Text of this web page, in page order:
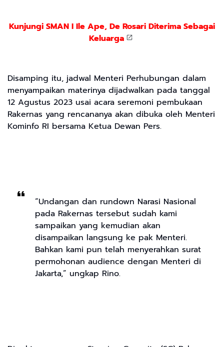
Kunjungi SMAN I Ile Ape, De Rosari Diterima Sebagai
Keluarga
Disamping itu, jadwal Menteri Perhubungan dalam
menyampaikan materinya dijadwalkan pada tanggal
12 Agustus 2023 usai acara seremoni pembukaan
Rakernas yang rencananya akan dibuka oleh Menteri
Kominfo RI bersama Ketua Dewan Pers.
“Undangan dan rundown Narasi Nasional
pada Rakernas tersebut sudah kami
sampaikan yang kemudian akan
disampaikan langsung ke pak Menteri.
Bahkan kami pun telah menyerahkan surat
permohonan audience dengan Menteri di
Jakarta,” ungkap Rino.